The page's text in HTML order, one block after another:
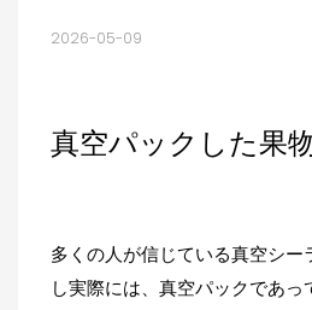
2026-05-09
真空パックした果
多くの人が信じている真空シー
し実際には、真空パックであ